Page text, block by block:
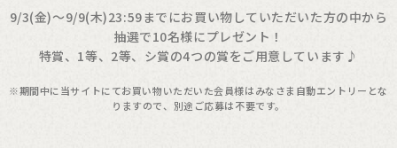
9/3(金)～9/9(木)23:59までにお買い物していただいた方の中から
抽選で10名様にプレゼント！
特賞、1等、2等、シ賞の4つの賞をご用意しています♪
※期間中に当サイトにてお買い物いただいた会員様はみなさま自動エントリーとな
りますので、別途ご応募は不要です。